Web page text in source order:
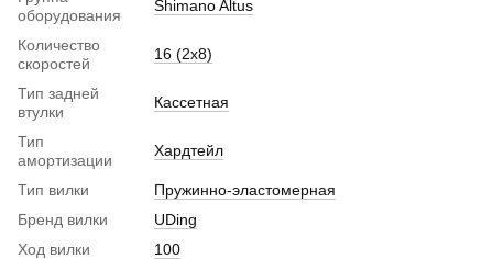
оборудования
Shimano Altus
Количество
скоростей
16 (2х8)
Тип задней
втулки
Кассетная
Тип
амортизации
Хардтейл
Тип вилки
Пружинно-эластомерная
Бренд вилки
UDing
Ход вилки
100